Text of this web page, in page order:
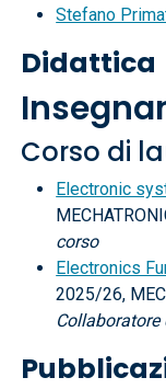
Stefano
Didattica
Corso di
Electronic
corso
Electronics
2025/26,
Collaboratore